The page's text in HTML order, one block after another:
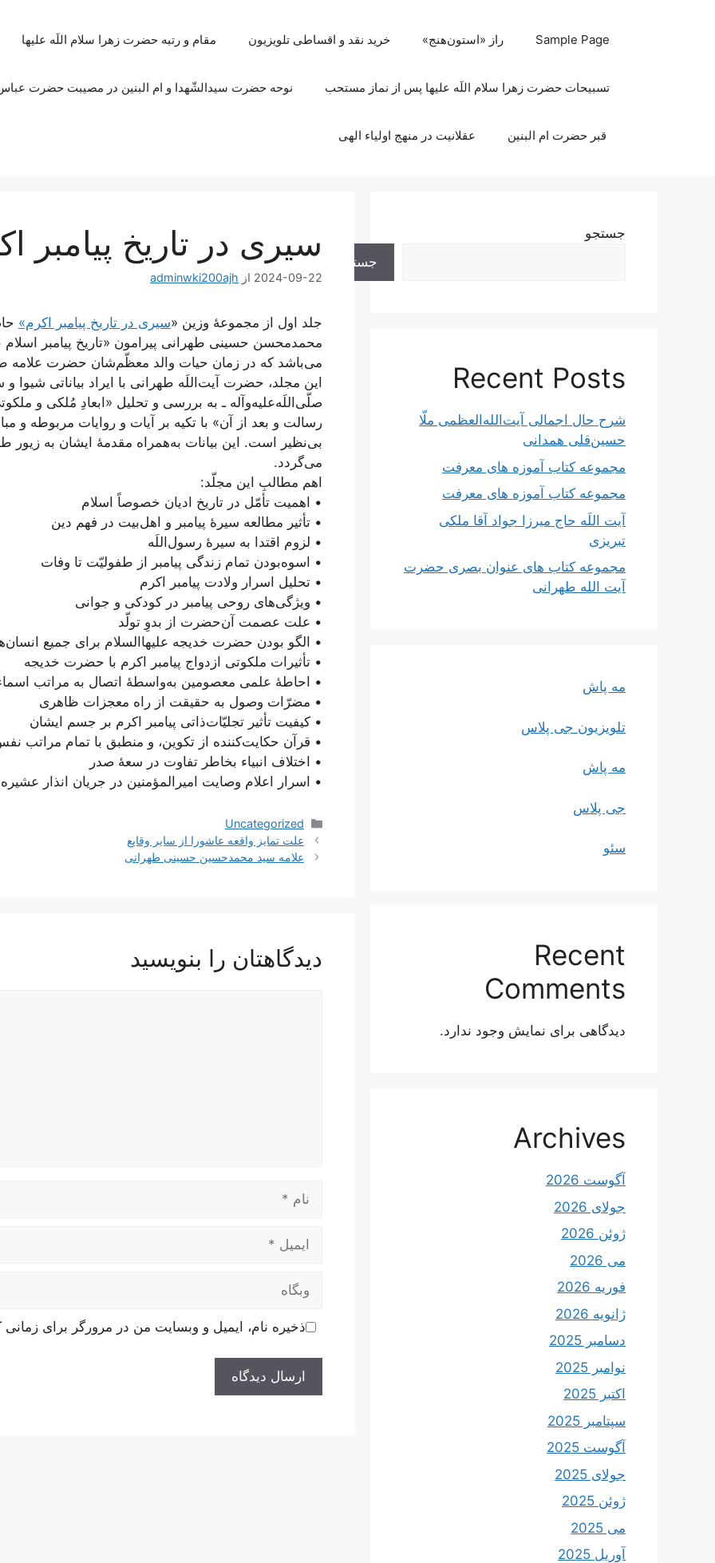
Sample Page راز «استون‌هنج» خرید نقد و اقساطی تلویزیون مقام و رتبه حضرت زهرا سلام اللَه علیها
تسبیحات حضرت زهرا سلام اللَه علیها پس از نماز مستحب نوحه حضرت سیدالشّهدا و ام البنین در مصیبت حضرت عباس
قبر حضرت ام البنین عقلانیت در منهج اولیاء الهی
سیری در تاریخ پیامبر
2024-09-22 از adminwki200ajh
جلد اول از مجموعۀ وزین «سیری در تاریخ پیامبر اکرم»
محمدمحسن حسینی طهرانی پیرامون «تاریخ پیامبر اسلام
می‌باشد که در زمان حیات والد معظّم‌شان حضرت علامه
این مجلد، حضرت آیت‌اللَه طهرانی با ایراد بیاناتی شیوا و
صلّی‌اللَه‌علیه‌و‌آله ـ به بررسی و تحلیل «ابعادِ مُلکی و
رسالت و بعد از آن» با تکیه بر آیات و روایات مربوطه و
بی‌نظیر است. این بیانات به‌همراه مقدمۀ ایشان به
می‌گردد.
اهم مطالبِ این مجلّد:
• اهمیت تأمّل در تاریخ ادیان خصوصاً اسلام
• تأثیر مطالعه سیرۀ پیامبر و اهل‌بیت در فهم دین
• لزوم اقتدا به سیرۀ رسول‌اللَه
• اسوه‌بودن تمام زندگی پیامبر از طفولیّت تا وفات
• تحلیل اسرار ولادت پیامبر اکرم
• ویژگی‌های روحی پیامبر در کودکی و جوانی
• علت عصمت آن‌حضرت از بدوِ تولّد
• الگو‌ بودن حضرت خدیجه علیها‌السلام برای جمیع
• تأثیرات ملکوتی ازدواج پیامبر اکرم با حضرت خدیجه
• احاطۀ علمی معصومین به‌واسطۀ اتصال به مراتب
• مضرّات وصول به حقیقت از راه معجزات ظاهری
• کیفیت تأثیر تجلیّات‌ذاتی پیامبر اکرم بر جسم ایشان
• قرآن حکایت‌کننده از تکوین، و منطبق با تمام مراتب
• اختلاف انبیاء بخاطر تفاوت در سعۀ صدر
• اسرار اعلام وصایت امیرالمؤمنین در جریان انذار عشیره
دسته‌ها
Uncategorized
ناوبری
نوشته‌ها
علت تمایز واقعه عاشورا از سایر وقایع
علامه سید محمدحسین حسینی طهرانی
دیدگاهتان را بنویسید
ایمیل
وبگاه
ذخیره نام، ایمیل و وبسایت من در مرورگر برای
جستجو
جستجو
Recent Posts
شرح حال اجمالی آیت‌الله‌العظمی ملّا
حسین‌قلی همدانی
مجموعه کتاب آموزه های معرفت
مجموعه کتاب آموزه های معرفت
آیت اللَه حاج میرزا جواد آقا ملکی
تبریزی
مجموعه کتاب های عنوان بصری حضرت
آیت الله طهرانی
مه پاش
تلویزیون جی پلاس
مه پاش
جی پلاس
سئو
Recent
Comments
دیدگاهی برای نمایش وجود ندارد.
Archives
آگوست 2026
جولای 2026
ژوئن 2026
می 2026
فوریه 2026
ژانویه 2026
دسامبر 2025
نوامبر 2025
اکتبر 2025
سپتامبر 2025
آگوست 2025
جولای 2025
ژوئن 2025
می 2025
آوریل 2025